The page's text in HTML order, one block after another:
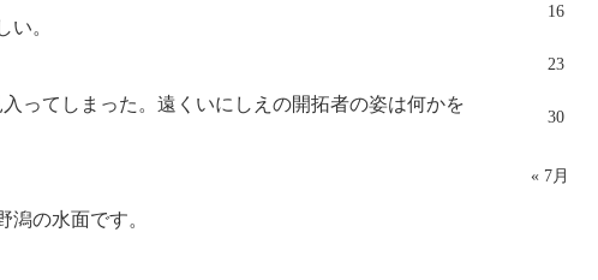
。
ってしまった。遠くいにしえの開拓者の姿は何かを
の水面です。
16
23
30
« 7月